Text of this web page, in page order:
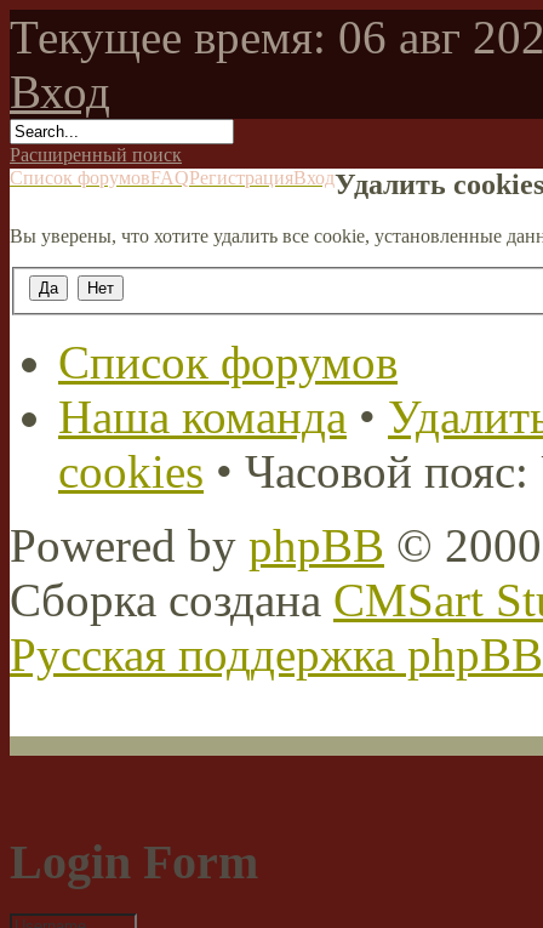
Текущее время: 06 авг
Вход
Расширенный поиск
Список форумовFAQРегистрацияВходУдалить
Вы уверены, что хотите удалить все cookie, установленные
Список форумов
Наша команда •
cookies • Часовой
Powered by phpBB ©
Сборка создана CMSart
Русская поддержка phpBB
Login Form